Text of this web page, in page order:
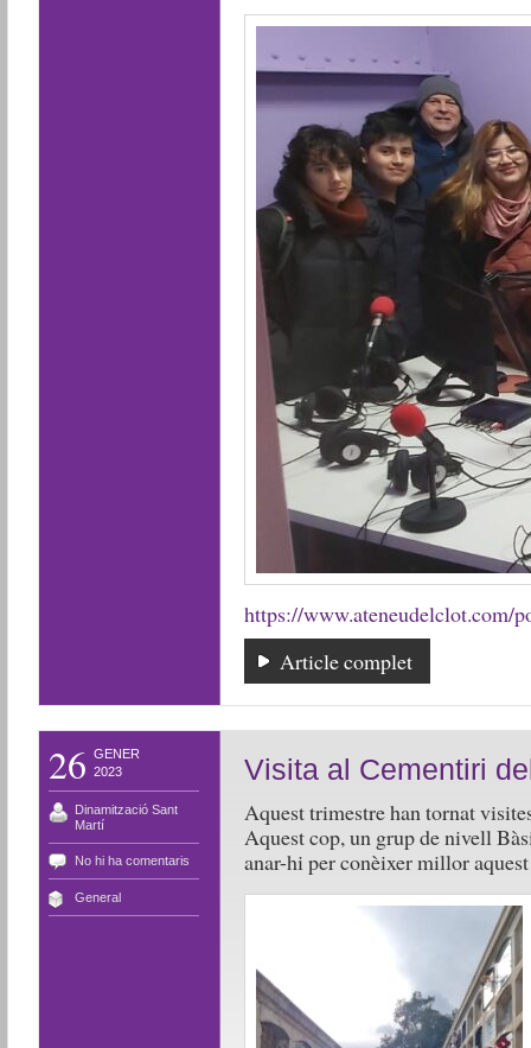
https://www.ateneudelclot.com/
Article complet
26 GENER
2023
Dinamització Sant
Martí
No hi ha comentaris
General
Visita al Cementiri
Aquest trimestre han tornat
Aquest cop, un grup de nivell
anar-hi per conèixer millor